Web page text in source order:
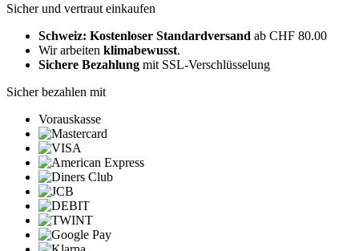
Sicher und vertraut einkaufen
Schweiz: Kostenloser Standardversand ab CHF 80.00
Wir arbeiten klimabewusst.
Sichere Bezahlung mit SSL-Verschlüsselung
Sicher bezahlen mit
Vorauskasse